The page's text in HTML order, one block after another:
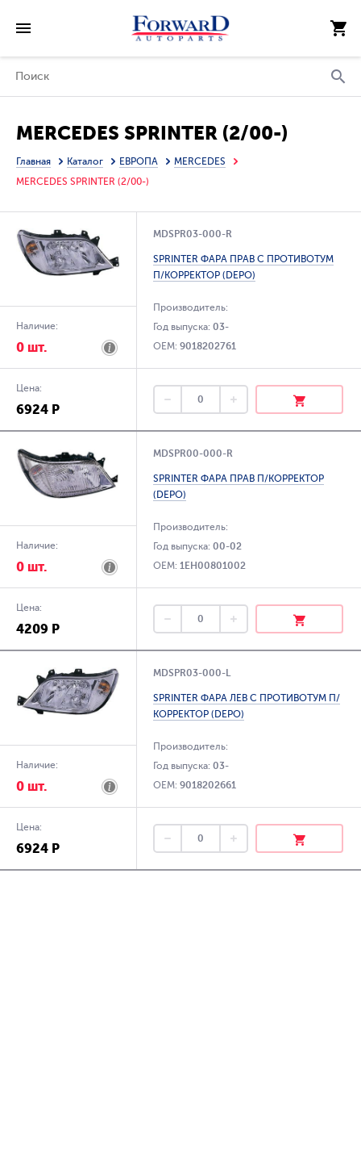
MERCEDES SPRINTER (2/00-)
Главная Каталог ЕВРОПА
MERCEDES
MERCEDES SPRINTER (2/00-)
Наличие:
0 шт.
MDSPR03-000-R
SPRINTER ФАРА ПРАВ С ПРОТИВОТУМ
П/КОРРЕКТОР (DEPO)
Производитель:
Год выпуска:03-
OEM:9018202761
Цена:
6924 Р
Наличие:
0 шт.
MDSPR00-000-R
SPRINTER ФАРА ПРАВ П/КОРРЕКТОР
(DEPO)
Производитель:
Год выпуска:00-02
OEM:1EH00801002
Цена:
4209 Р
Наличие:
0 шт.
MDSPR03-000-L
SPRINTER ФАРА ЛЕВ С ПРОТИВОТУМ П/
КОРРЕКТОР (DEPO)
Производитель:
Год выпуска:03-
OEM:9018202661
Цена:
6924 Р